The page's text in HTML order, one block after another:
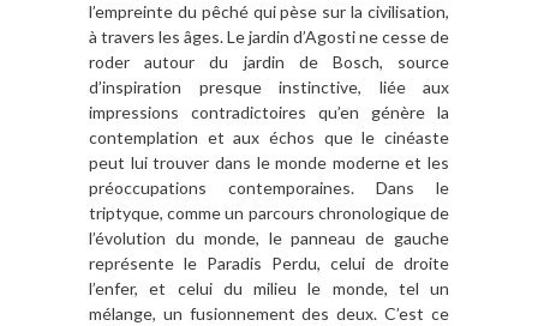
l’empreinte du pêché qui pèse sur la civilisation,
à travers les âges. Le jardin d’Agosti ne cesse de
roder autour du jardin de Bosch, source
d’inspiration presque instinctive, liée aux
impressions contradictoires qu’en génère la
contemplation et aux échos que le cinéaste
peut lui trouver dans le monde moderne et les
préoccupations contemporaines. Dans le
triptyque, comme un parcours chronologique de
l’évolution du monde, le panneau de gauche
représente le Paradis Perdu, celui de droite
l’enfer, et celui du milieu le monde, tel un
mélange, un fusionnement des deux. C’est ce